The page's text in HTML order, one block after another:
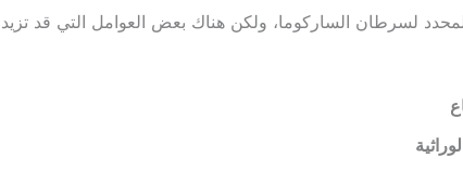
لسرطان الساركوما، ولكن هناك بعض العوامل التي قد